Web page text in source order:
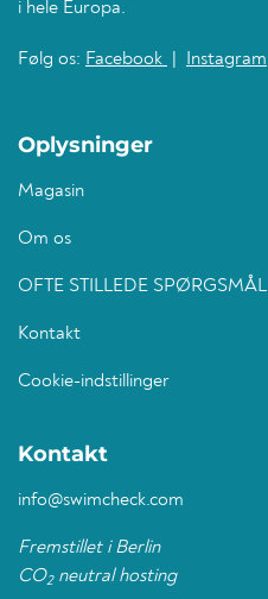
i hele Europa.
Følg os: Facebook Instagram
Oplysninger
Magasin
Om os
OFTE STILLEDE SPØRGSMÅL
Kontakt
Cookie-indstillinger
Kontakt
info@swimcheck.com
Fremstillet i Berlin
CO2neutral hosting